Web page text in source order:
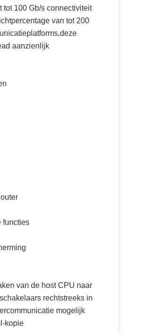
100 Gb/s connectiviteit
van tot 200
aanzienlijk
functies
van de host CPU naar
rechtstreeks in
mogelijk
kopie